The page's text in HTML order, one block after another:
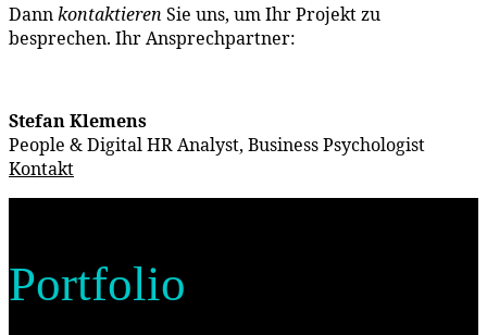
Dannkontaktieren Sie uns, um Ihr Projekt zu
besprechen. Ihr Ansprechpartner:
Stefan Klemens
People & Digital HR Analyst, Business Psychologist
Kontakt
Portfolio